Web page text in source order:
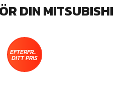
DIN MITSUBISHI
EFTERFRÅGA
DITT PRIS